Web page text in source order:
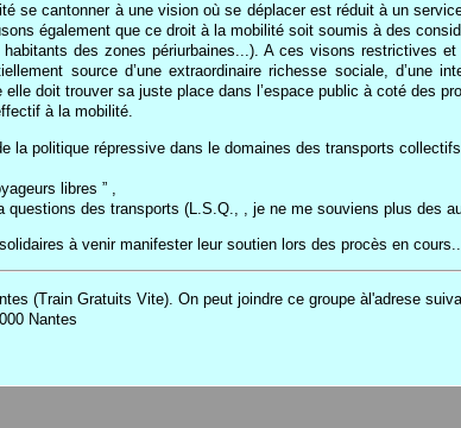
se cantonner à une vision où se déplacer est réduit à un
également que ce droit à la mobilité soit soumis à des
des zones périurbaines...). A ces visons restrictives
source d’une extraordinaire richesse sociale, d’une
doit trouver sa juste place dans l’espace public à coté des
à la mobilité.
la politique répressive dans le domaines des transports
libres ” ,
questions des transports (L.S.Q., , je ne me souviens plus des
à venir manifester leur soutien lors des procès en cours....
(Train Gratuits Vite). On peut joindre ce groupe àl'adrese
Nantes